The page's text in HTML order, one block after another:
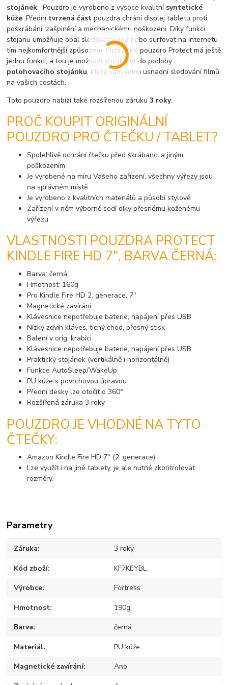
stojánek. Pouzdro je vyrobeno z vysoce kvalitní syntetické
kůže. Přední tvrzená část pouzdra chrání displej tabletu proti
poškrábání, zašpinění a mechanickému poškození. Díky funkci
stojanu umožňuje obal sledovat videa nebo surfovat na internetu
tím nejkomfortnější způsobem. Ochranné pouzdro Protect má ještě
jednu funkci, a tou je možnost složit kryt do podoby
polohovacího stojánku, který vám velmi usnadní sledování filmů
na vašich cestách.
Toto pouzdro nabízí také rozšířenou záruku3 roky.
PROČ KOUPIT ORIGINÁLNÍ
POUZDRO PRO ČTEČKU / TABLET?
Spolehlivě ochrání čtečku před škrábanci a jiným
poškozením
Je vyrobené na míru Vašeho zařízení, všechny výřezy jsou
na správném místě
Je vyrobeno z kvalitních materiálů a působí stylově
Zařízení v něm výborně sedí díky přesnému koženému
výřezu
VLASTNOSTI POUZDRA PROTECT
KINDLE FIRE HD 7", BARVA ČERNÁ:
Barva: černá
Hmotnost: 160g
Pro Kindle Fire HD 2. generace, 7"
Magnetické zavírání
Klávesnice nepotřebuje baterie, napájení přes USB
Nízký zdvih kláves, tichý chod, přesný stisk
Balení v orig. krabici
Klávesnice nepotřebuje baterie, napájení přes USB
Praktický stojánek (vertikálně i horizontálně)
Funkce AutoSleep/WakeUp
PU kůže s povrchovou úpravou
Přední desky lze otočit o 360°
Rozšířená záruka 3 roky
POUZDRO JE VHODNÉ NA TYTO
ČTEČKY:
Amazon Kindle Fire HD 7" (2. generace)
Lze využít i na jiné tablety, je ale nutné zkontrolovat
rozměry.
Parametry
Záruka 3 roky
Kód zboží KF7KEYBL
Výrobce Fortress
Hmotnost 190g
Barva černá
Materiál PU kůže
Magnetické zavírání Ano